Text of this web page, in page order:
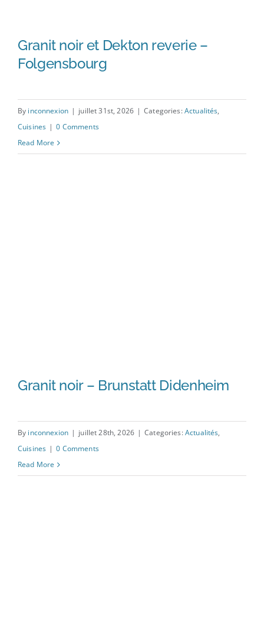
Granit noir et Dekton reverie –
Granit noir et Dekton reverie –
Folgensbourg
By inconnexion | juillet 31st, 2026 | Categories:Actualités,
Cuisines | 0 Comments
Read More
Didenheim
Granit noir – Brunstatt Didenheim
By inconnexion | juillet 28th, 2026 | Categories:Actualités,
Cuisines | 0 Comments
Read More